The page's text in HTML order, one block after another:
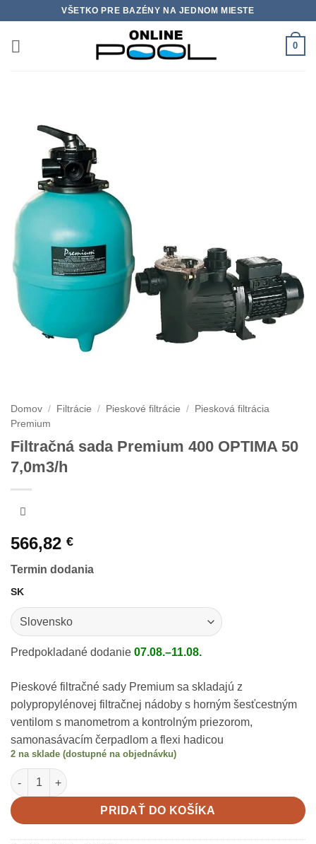
content
VŠETKO PRE BAZÉNY NA JEDNOM MIESTE
0
Domov / Filtrácie / Pieskové filtrácie /
Piesková filtrácia
Premium
Filtračná sada Premium 400 OPTIMA 50
7,0m3/h
566,82 €
Termin dodania
SK
Predpokladané dodanie 07.08.–11.08.
Pieskové filtračné sady Premium sa skladajú z
polypropylénovej filtračnej nádoby s horným šesťcestným
ventilom s manometrom a kontrolným priezorom,
samonasávacím čerpadlom a flexi hadicou
2 na sklade (dostupné na objednávku)
množstvo Filtračná sada Premium 400 OPTIMA 50 7,0m3/h
PRIDAŤ DO KOŠÍKA